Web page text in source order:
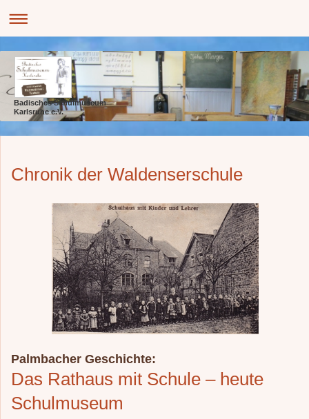
Badisches Schulmuseum
Karlsruhe e.V.
Chronik der Waldenserschule
Palmbacher Geschichte:
Das Rathaus mit Schule – heute
Schulmuseum